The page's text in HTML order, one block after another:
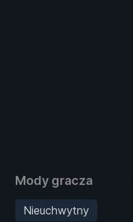
Mody gracza
Nieuchwytny